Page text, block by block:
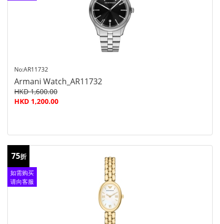
No:AR11732
Armani Watch_AR11732
HKD 1,600.00
HKD 1,200.00
75折
如需购买
请向客服